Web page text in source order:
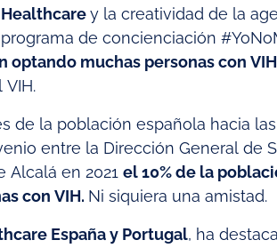
y la creatividad de la
de concienciación
optando muchas personas con
VIH.
de la población española hacia
entre la Dirección General de
Alcalá en 2021 el 10% de la
con VIH. Ni siquiera una amistad.
España y Portugal, ha